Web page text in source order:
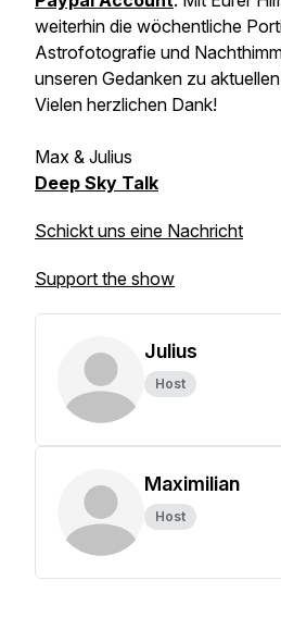
weiterhin die wöchentliche
Astrofotografie und
unseren Gedanken zu
Vielen herzlichen Dank!
Max & Julius
Deep Sky Talk
Schickt uns eine Nachricht
Support the show
Julius
Host
Maximilian
Host